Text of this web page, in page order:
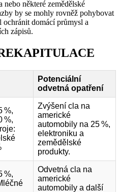
některé zemědělské
by se mohly rovněž pohybovat
domácí průmysl a
zápisů.
Potenciální
odvetná opatření
%,
%,
Zvýšení cla na
americké
automobily na 25 %,
elektroniku a
zemědělské
produkty.
%,
Odvetná cla na
americké
automobily a další